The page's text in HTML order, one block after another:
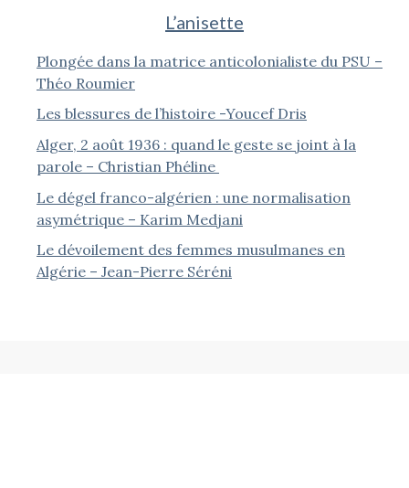
L’anisette
Plongée dans la matrice anticolonialiste du PSU –
Théo Roumier
Les blessures de l’histoire -Youcef Dris
Alger, 2 août 1936 : quand le geste se joint à la
parole – Christian Phéline
Le dégel franco-algérien : une normalisation
asymétrique – Karim Medjani
Le dévoilement des femmes musulmanes en
Algérie – Jean-Pierre Séréni